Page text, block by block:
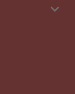
keyboard_arrow_down